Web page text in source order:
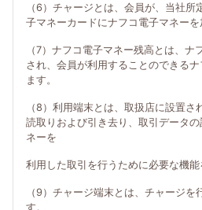
（6）チャージとは、会員が、当社
子マネーカードにナフコ電子マネーを
（7）ナフコ電子マネー残高とは、ナ
され、会員が利用することのできる
ます。
（8）利用端末とは、取扱店に設置
読取りおよび引き去り、取引データ
ネーを
利用した取引を行うために必要な機能
（9）チャージ端末とは、チャージを
す。